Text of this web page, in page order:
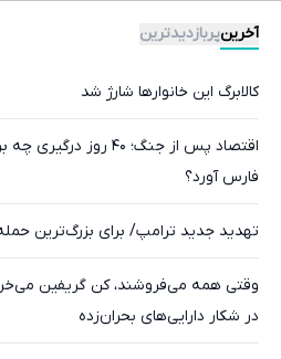
آخرینپربازدیدترین
کالابرگ این خانوارها شارژ شد
اقتصاد پس از جنگ؛ ۴۰
فارس آورد؟
تهدید جدید ترامپ/ برای بزرگ‌ترین
وقتی همه می‌فروشند، کن گریفین
در شکار دارایی‌های بحران‌زده